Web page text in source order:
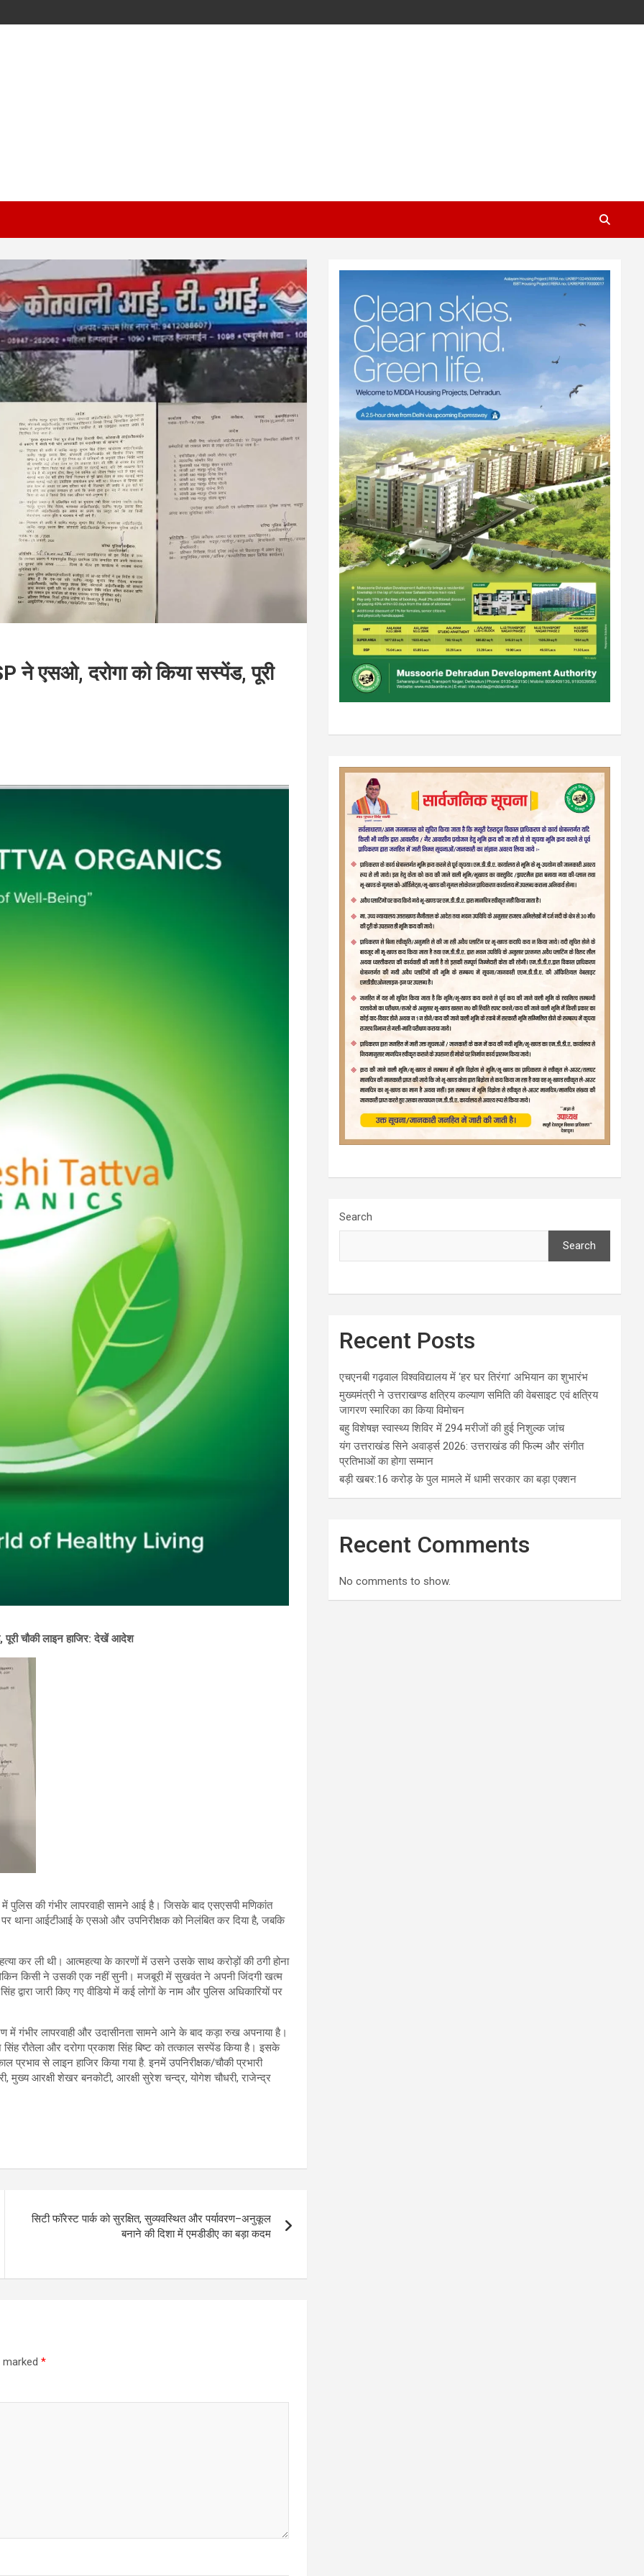
ने एसओ, दरोगा को किया सस्पेंड, पूरी
चौकी लाइन हाजिर: देखें आदेश
पुलिस की गंभीर लापरवाही सामने आई है। जिसके बाद एसएसपी मणिकांत
पर थाना आईटीआई के एसओ और उपनिरीक्षक को निलंबित कर दिया है, जबकि
कर ली थी। आत्महत्या के कारणों में उसने उसके साथ करोड़ों की ठगी होना
किसी ने उसकी एक नहीं सुनी। मजबूरी में सुखवंत ने अपनी जिंदगी खत्म
जारी किए गए वीडियो में कई लोगों के नाम और पुलिस अधिकारियों पर
में गंभीर लापरवाही और उदासीनता सामने आने के बाद कड़ा रुख अपनाया है।
रौतेला और दरोगा प्रकाश सिंह बिष्ट को तत्काल सस्पेंड किया है। इसके
प्रभाव से लाइन हाजिर किया गया है. इनमें उपनिरीक्षक/चौकी प्रभारी
मुख्य आरक्षी शेखर बनकोटी, आरक्षी सुरेश चन्द्र, योगेश चौधरी, राजेन्द्र
सिटी फॉरेस्ट पार्क को सुरक्षित, सुव्यवस्थित और पर्यावरण–अनुकूल
बनाने की दिशा में एमडीडीए का बड़ा कदम
marked *
Search
Search
Recent Posts
एचएनबी गढ़वाल विश्वविद्यालय में ‘हर घर तिरंगा’ अभियान का शुभारंभ
मुख्यमंत्री ने उत्तराखण्ड क्षत्रिय कल्याण समिति की वेबसाइट एवं क्षत्रिय
जागरण स्मारिका का किया विमोचन
बहु विशेषज्ञ स्वास्थ्य शिविर में 294 मरीजों की हुई निशुल्क जांच
यंग उत्तराखंड सिने अवार्ड्स 2026: उत्तराखंड की फिल्म और संगीत
प्रतिभाओं का होगा सम्मान
बड़ी खबर:16 करोड़ के पुल मामले में धामी सरकार का बड़ा एक्शन
Recent Comments
No comments to show.